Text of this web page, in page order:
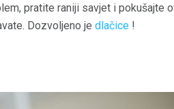
pratite raniji savjet i pokušajte
Dozvoljeno je dlačice !